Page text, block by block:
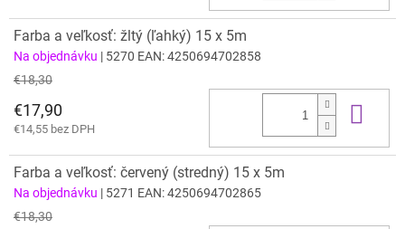
Farba a veľkosť: žltý (ľahký) 15 x 5m
Na objednávku | 5270 EAN:4250694702858
€18,30
€17,90
€14,55 bez DPH
Farba a veľkosť: červený (stredný) 15 x 5m
Na objednávku | 5271 EAN:4250694702865
€18,30